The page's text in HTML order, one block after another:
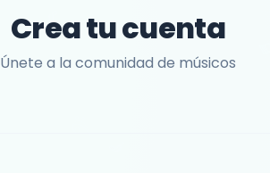
Crea tu cuenta
Únete a la comunidad de músicos